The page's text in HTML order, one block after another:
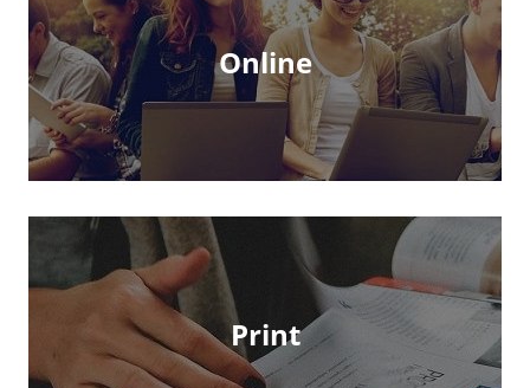
Online
Print